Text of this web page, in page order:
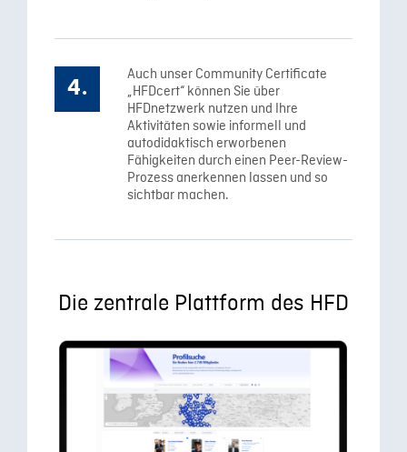
Auch unser Community Certificate
„HFDcert“ können Sie über
HFDnetzwerk nutzen und Ihre
Aktivitäten sowie informell und
autodidaktisch erworbenen
Fähigkeiten durch einen Peer-Review-
Prozess anerkennen lassen und so
sichtbar machen.
Die zentrale Plattform des HFD